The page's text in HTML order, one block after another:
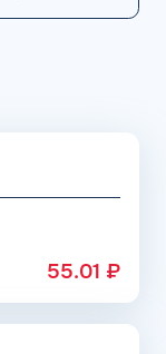
55.01 ₽